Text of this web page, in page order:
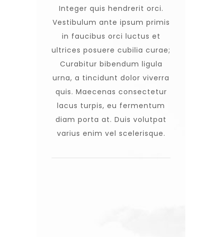
Integer quis hendrerit orci.
Vestibulum ante ipsum primis
in faucibus orci luctus et
ultrices posuere cubilia curae;
Curabitur bibendum ligula
urna, a tincidunt dolor viverra
quis. Maecenas consectetur
lacus turpis, eu fermentum
diam porta at. Duis volutpat
varius enim vel scelerisque.